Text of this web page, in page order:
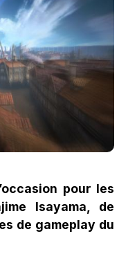
pour les
Isayama, de
de gameplay du